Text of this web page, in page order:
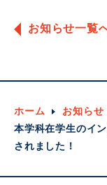
お知らせ一覧
ホーム
お知らせ
本学科在学生のイ
されました！